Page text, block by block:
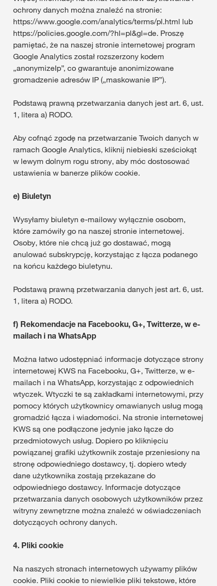
ochrony danych można znaleźć na stronie:
https://www.google.com/analytics/terms/pl.html lub
https://policies.google.com/?hl=pl&gl=de. Proszę
pamiętać, że na naszej stronie internetowej program
Google Analytics został rozszerzony kodem
„anonymizeIp”, co gwarantuje anonimizowane
gromadzenie adresów IP („maskowanie IP”).
Podstawą prawną przetwarzania danych jest art. 6, ust.
1, litera a) RODO.
Aby cofnąć zgodę na przetwarzanie Twoich danych w
ramach Google Analytics, kliknij niebieski sześciokąt
w lewym dolnym rogu strony, aby móc dostosować
ustawienia w banerze plików cookie.
e) Biuletyn
Wysyłamy biuletyn e-mailowy wyłącznie osobom,
które zamówiły go na naszej stronie internetowej.
Osoby, które nie chcą już go dostawać, mogą
anulować subskrypcję, korzystając z łącza podanego
na końcu każdego biuletynu.
Podstawą prawną przetwarzania danych jest art. 6, ust.
1, litera a) RODO.
f) Rekomendacje na Facebooku, G+, Twitterze, w e-
mailach i na WhatsApp
Można łatwo udostępniać informacje dotyczące strony
internetowej KWS na Facebooku, G+, Twitterze, w e-
mailach i na WhatsApp, korzystając z odpowiednich
wtyczek. Wtyczki te są zakładkami internetowymi, przy
pomocy których użytkownicy omawianych usług mogą
gromadzić łącza i wiadomości. Na stronie internetowej
KWS są one podłączone jedynie jako łącze do
przedmiotowych usług. Dopiero po kliknięciu
powiązanej grafiki użytkownik zostaje przeniesiony na
stronę odpowiedniego dostawcy, tj. dopiero wtedy
dane użytkownika zostają przekazane do
odpowiedniego dostawcy. Informacje dotyczące
przetwarzania danych osobowych użytkowników przez
witryny zewnętrzne można znaleźć w oświadczeniach
dotyczących ochrony danych.
4. Pliki cookie
Na naszych stronach internetowych używamy plików
cookie. Pliki cookie to niewielkie pliki tekstowe, które